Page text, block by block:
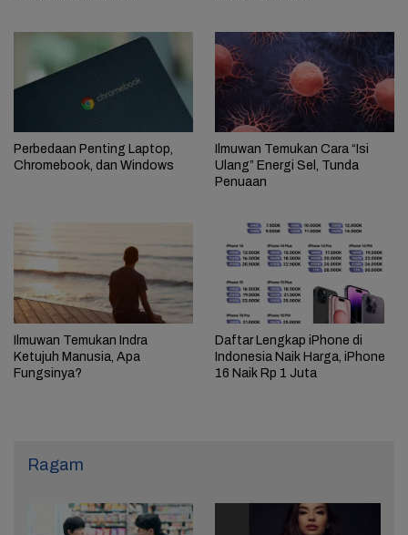
Perbedaan Penting Laptop,
Chromebook, dan Windows
Ilmuwan Temukan Cara “Isi
Ulang” Energi Sel, Tunda
Penuaan
Ilmuwan Temukan Indra
Ketujuh Manusia, Apa
Fungsinya?
Daftar Lengkap iPhone di
Indonesia Naik Harga, iPhone
16 Naik Rp 1 Juta
Ragam